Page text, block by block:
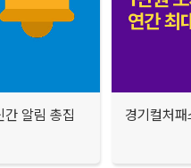
알림 총집
경기컬처